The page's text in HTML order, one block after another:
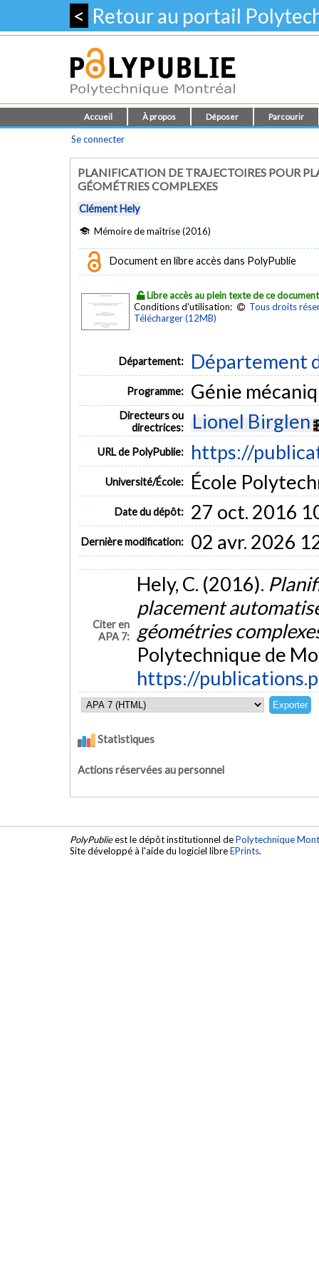
< Retour au portail
Accueil À propos Déposer Parcourir
Se connecter
PLANIFICATION DE TRAJECTOIRES POUR
GÉOMÉTRIES COMPLEXES
Clément Hely
Mémoire de maîtrise (2016)
Document en libre accès dans PolyPublie
Libre accès au plein texte de ce document
Conditions d'utilisation:
Tous droits
Télécharger (12MB)
Département: Département
Programme: Génie
Directeurs ou
directrices:
Lionel Birglen
URL de PolyPublie: https://
Université/École: École
Date du dépôt: 27 oct. 2016
Dernière modification: 02 avr. 2026
Citer en
APA 7:
Hely, C. (2016).
placement
géométries
Polytechnique de
https://
Statistiques
Actions réservées au personnel
PolyPublieest le dépôt institutionnel dePolytechnique
Site développé à l'aide du logiciel libreEPrints.